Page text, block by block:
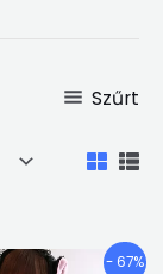
Szűrt
- 67%